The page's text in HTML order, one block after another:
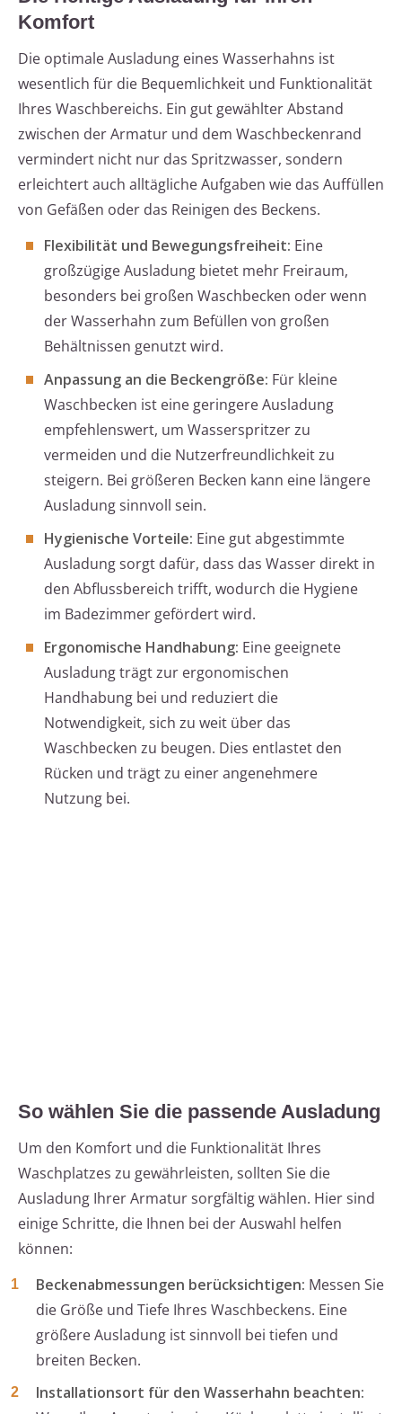
Komfort
Die optimale Ausladung eines Wasserhahns ist
wesentlich für die Bequemlichkeit und Funktionalität
Ihres Waschbereichs. Ein gut gewählter Abstand
zwischen der Armatur und dem Waschbeckenrand
vermindert nicht nur das Spritzwasser, sondern
erleichtert auch alltägliche Aufgaben wie das Auffüllen
von Gefäßen oder das Reinigen des Beckens.
Flexibilität und Bewegungsfreiheit: Eine
großzügige Ausladung bietet mehr Freiraum,
besonders bei großen Waschbecken oder wenn
der Wasserhahn zum Befüllen von großen
Behältnissen genutzt wird.
Anpassung an die Beckengröße: Für kleine
Waschbecken ist eine geringere Ausladung
empfehlenswert, um Wasserspritzer zu
vermeiden und die Nutzerfreundlichkeit zu
steigern. Bei größeren Becken kann eine längere
Ausladung sinnvoll sein.
Hygienische Vorteile: Eine gut abgestimmte
Ausladung sorgt dafür, dass das Wasser direkt in
den Abflussbereich trifft, wodurch die Hygiene
im Badezimmer gefördert wird.
Ergonomische Handhabung: Eine geeignete
Ausladung trägt zur ergonomischen
Handhabung bei und reduziert die
Notwendigkeit, sich zu weit über das
Waschbecken zu beugen. Dies entlastet den
Rücken und trägt zu einer angenehmere
Nutzung bei.
So wählen Sie die passende Ausladung
Um den Komfort und die Funktionalität Ihres
Waschplatzes zu gewährleisten, sollten Sie die
Ausladung Ihrer Armatur sorgfältig wählen. Hier sind
einige Schritte, die Ihnen bei der Auswahl helfen
können:
Beckenabmessungen berücksichtigen: Messen Sie
die Größe und Tiefe Ihres Waschbeckens. Eine
größere Ausladung ist sinnvoll bei tiefen und
breiten Becken.
Installationsort für den Wasserhahn beachten: